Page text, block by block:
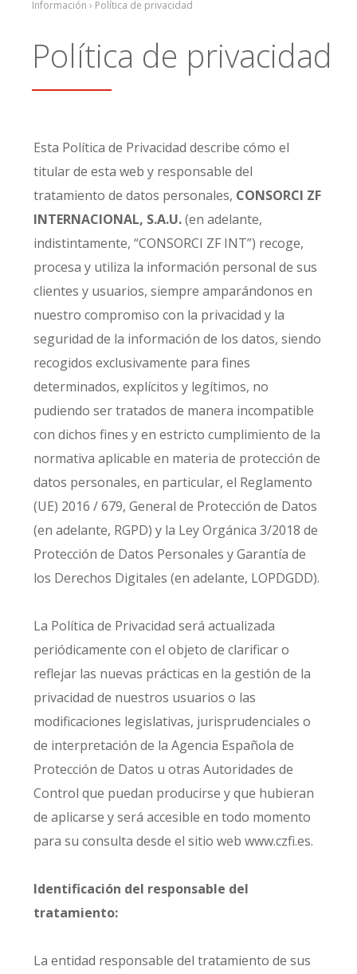
Información › Política de privacidad
Política de privacidad
Esta Política de Privacidad describe cómo el
titular de esta web y responsable del
tratamiento de datos personales, CONSORCI ZF
INTERNACIONAL, S.A.U.(en adelante,
indistintamente, “CONSORCI ZF INT”) recoge,
procesa y utiliza la información personal de sus
clientes y usuarios, siempre amparándonos en
nuestro compromiso con la privacidad y la
seguridad de la información de los datos, siendo
recogidos exclusivamente para fines
determinados, explícitos y legítimos, no
pudiendo ser tratados de manera incompatible
con dichos fines y en estricto cumplimiento de la
normativa aplicable en materia de protección de
datos personales, en particular, el Reglamento
(UE) 2016 / 679, General de Protección de Datos
(en adelante, RGPD) y la Ley Orgánica 3/2018 de
Protección de Datos Personales y Garantía de
los Derechos Digitales (en adelante, LOPDGDD).
La Política de Privacidad será actualizada
periódicamente con el objeto de clarificar o
reflejar las nuevas prácticas en la gestión de la
privacidad de nuestros usuarios o las
modificaciones legislativas, jurisprudenciales o
de interpretación de la Agencia Española de
Protección de Datos u otras Autoridades de
Control que puedan producirse y que hubieran
de aplicarse y será accesible en todo momento
para su consulta desde el sitio web www.czfi.es.
Identificación del responsable del
tratamiento:
La entidad responsable del tratamiento de sus